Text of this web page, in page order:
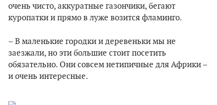
очень чисто, аккуратные газончики, бегают
куропатки и прямо в луже возится фламинго.
– В маленькие городки и деревеньки мы не
заезжали, но эти большие стоит посетить
обязательно. Они совсем нетипичные для Африки –
и очень интересные.